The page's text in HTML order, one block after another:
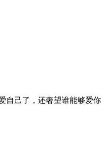
自己了，还奢望谁能够爱你